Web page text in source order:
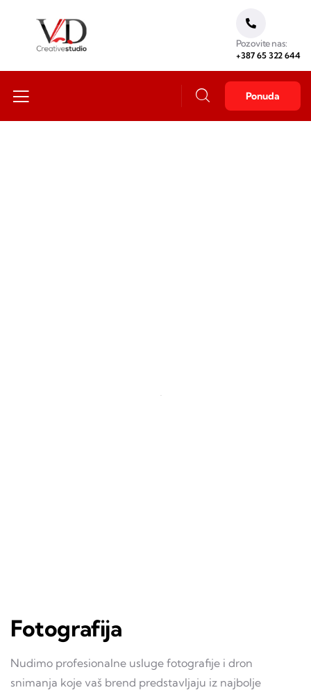
Pozovite nas:
+387 65 322 644
Ponuda
Fotografija
Nudimo profesionalne usluge fotografije i dron
snimanja koje vaš brend predstavljaju iz najbolje